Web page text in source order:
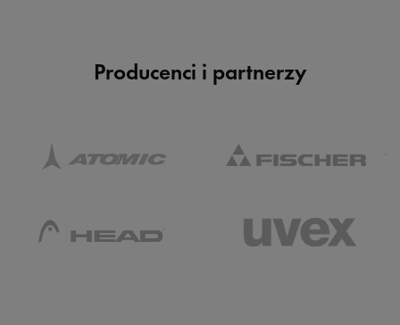
Producenci i partnerzy